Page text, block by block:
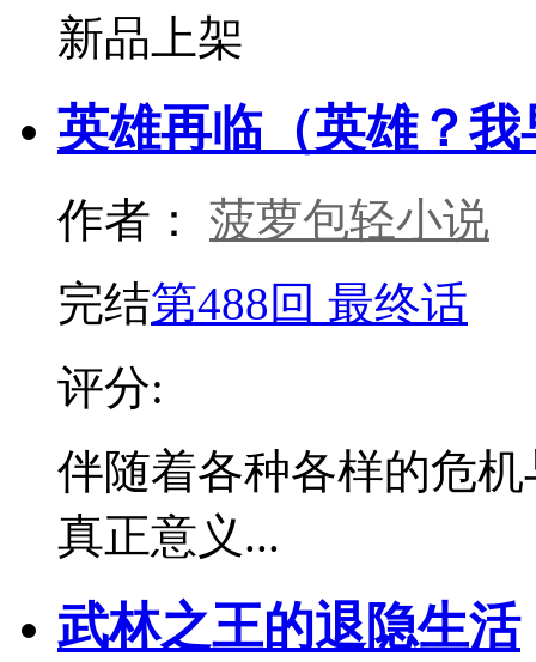
新品上架
英雄再临（英雄？
作者：
菠萝包轻小说
完结第488回 最终话
评分:
伴随着各种各样的危
真正意义...
武林之王的退隐生活